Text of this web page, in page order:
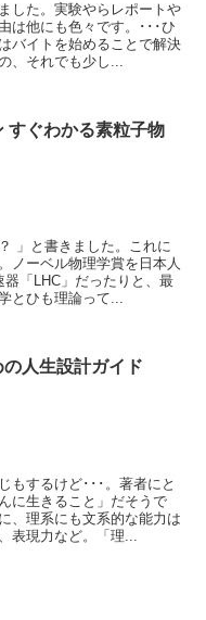
した。実験やらレポートや
は他にも色々です。･･･ひ
バイトを始めることで解決
、それでも少し...
すぐわかる素粒子物
」と書きました。これに
ノーベル物理学賞を日本人
「LHC」だったりと、最
とひも理論って...
人生設計ガイド
もするけど･･･。著者にと
に生きること」だそうで
、理系にも文系的な能力は
表現力など。「理...